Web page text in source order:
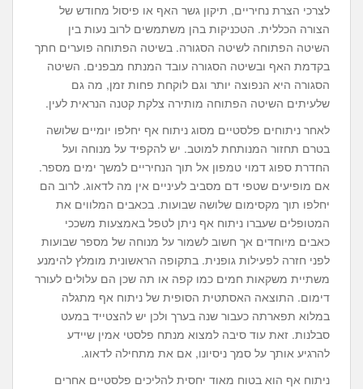
לצרכי הצרת נחיריים, תיקון גשר האף או פיסול מחודש של
הצורה הכללית. הטכניקות בהן משתמשים לרוב נעות בין
השיטה הפתוחה לשיטה הסגורה. בשיטה הפתוחה פוערים חתך
בקדמת האף ובשיטה הסגורה עובד המנתח מבפנים. השיטה
הסגורה היא הנפוצה יותר וגם לוקחת פחות זמן, מה גם
שלעיתים השיטה הפתוחה מותירה צלקת קטנה הנראית לעין.
לאחר ניתוחים פלסטיים מסוג ניתוח אף יחלפו יומיים שלושה
בטרם תחזור המנותחת למוטב. יש להקפיד על מנוחה ועל
החדרת ספוג דמוי טמפון אל תוך הנחיריים למשך ימים מספר.
אם מופיעים שטפי דם מסביב לעיניים אין מה לדאוג. לרוב הם
יחלפו תוך מקסימום שלושה שבועות. בכאבים המלווים את
המטופלים שעברו ניתוח אף ניתן לטפל באמצעות משככי
כאבים מיוחדים אך חשוב לשמור על מנוחה של מספר שבועות
לפני חזרה לפעילות גופנית. בתקופה הראשונית מומלץ להימנע
משתיית משקאות חמים כמו קפה או תה שכן הם עלולים לעורר
דימום. התוצאה האסתטית הסופית של ניתוח אף מתגלה
במלוא תפארתה כעבור שנה בערך ולכן יש להצטייד במעט
סבלנות. זאת עוד סיבה למצוא מנתח פלסטי אמין שיידע
להרגיע אותך על סמך ניסיונו, אם את מתחילה לדאוג.
ניתוח אף הוא בטוח מאוד יחסית להליכים פלסטיים אחרים